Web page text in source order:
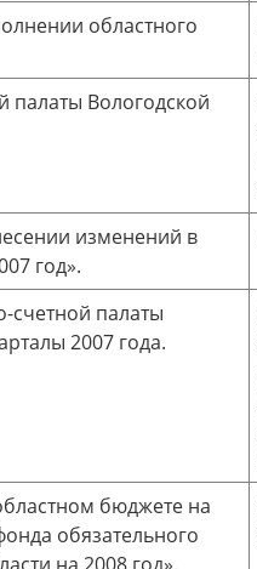
областного
палаты Вологодской
изменений в
год».
счетной палаты
2007 года.
бюджете на
обязательного